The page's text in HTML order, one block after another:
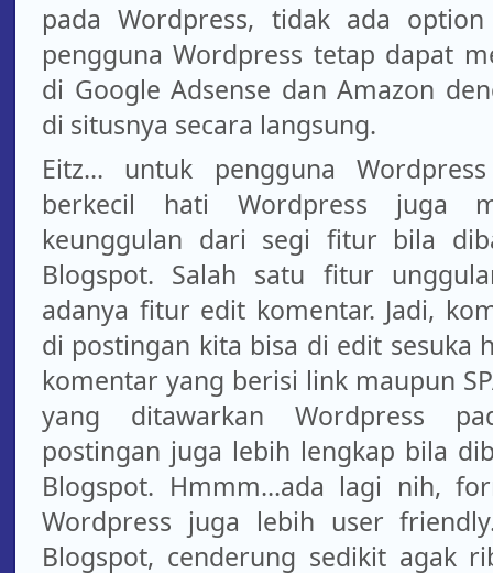
pada Wordpress, tidak ada
pengguna Wordpress tetap dapat
di Google Adsense dan Amazon
di situsnya secara langsung.
Eitz... untuk pengguna
berkecil hati Wordpress juga
keunggulan dari segi fitur bila
Blogspot. Salah satu fitur
adanya fitur edit komentar. Jadi,
di postingan kita bisa di edit sesuka
komentar yang berisi link maupun
yang ditawarkan Wordpress
postingan juga lebih lengkap bila
Blogspot. Hmmm...ada lagi nih,
Wordpress juga lebih user
Blogspot, cenderung sedikit agak